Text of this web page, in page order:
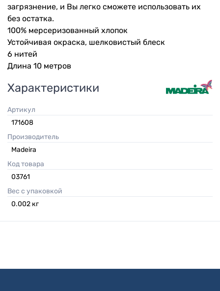
загрязнение, и Вы легко сможете использовать их
без остатка.
100% мерсеризованный хлопок
Устойчивая окраска, шелковистый блеск
6 нитей
Длина 10 метров
Характеристики
Артикул
171608
Производитель
Madeira
Код товара
03761
Вес с упаковкой
0.002 кг